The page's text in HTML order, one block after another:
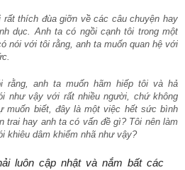
thích đùa giỡn về các câu chuyện hay
dục. Anh ta có ngồi cạnh tôi trong một
nói với tôi rằng, anh ta muốn quan hệ với
rằng, anh ta muốn hãm hiếp tôi và hả
như vậy với rất nhiều người, chứ không
muốn biết, đây là một việc hết sức bình
trai hay anh ta có vấn đề gì? Tôi nên làm
khiêu dâm khiếm nhã như vậy?
luôn cập nhật và nắm bất các